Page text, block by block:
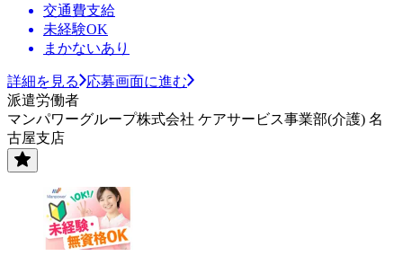
交通費支給
未経験OK
まかないあり
詳細を見る
応募画面に進む
派遣労働者
マンパワーグループ株式会社 ケアサービス事業部(介護) 名
古屋支店